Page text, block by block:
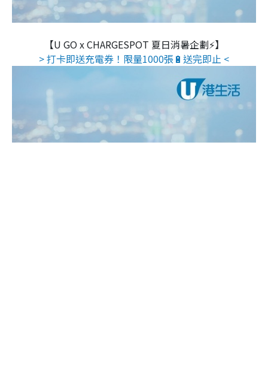
【U GO x CHARGESPOT 夏日消暑企劃⚡】
> 打卡即送充電券！限量1000張🔋送完即止 <